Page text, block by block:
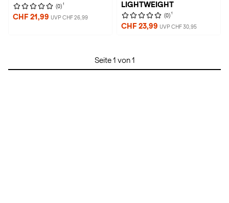
(0) 1
CHF 21,99 UVP CHF 26,99
LIGHTWEIGHT
(0) 1
CHF 23,99 UVP CHF 30,95
Seite 1 von 1